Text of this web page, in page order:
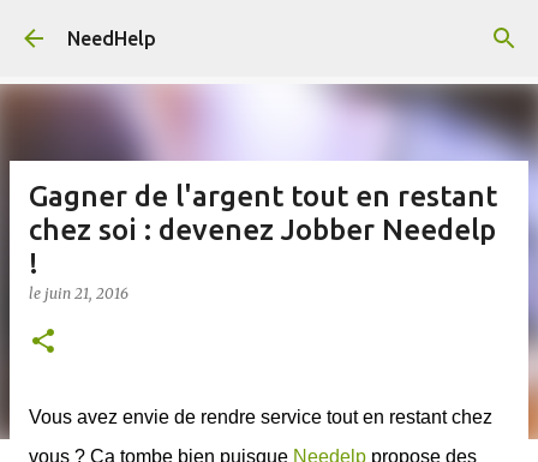
Accéder au contenu principal
NeedHelp
Gagner de l'argent tout en restant
chez soi : devenez Jobber Needelp
!
le juin 21, 2016
Vous avez envie de rendre service tout en restant chez
vous ? Ça tombe bien puisque Needelp propose des